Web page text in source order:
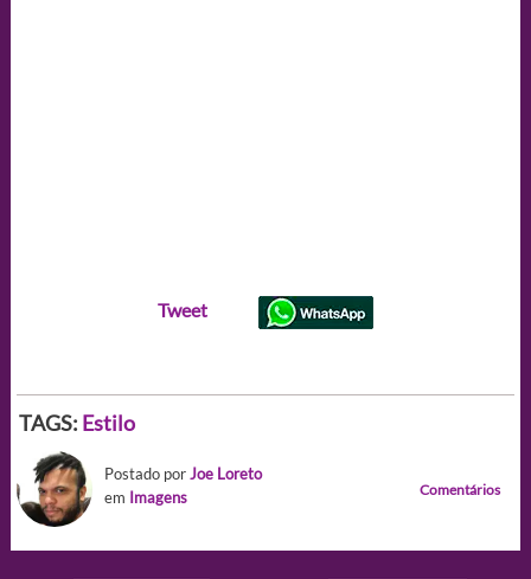
Tweet
TAGS: Estilo
Postado porJoe Loreto
em Imagens Comentários